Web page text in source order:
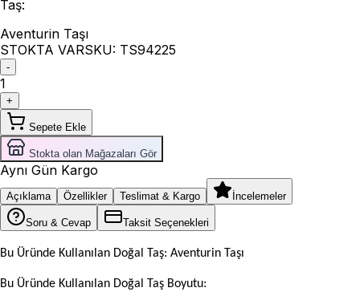
Taş:
Aventurin Taşı
STOKTA VARSKU: TS94225
-
1
+
Sepete Ekle
Stokta olan Mağazaları Gör
Aynı Gün Kargo
Açıklama Özellikler Teslimat & Kargo İncelemeler
Soru & Cevap Taksit Seçenekleri
Bu Üründe Kullanılan Doğal Taş: Aventurin Taşı
Bu Üründe Kullanılan Doğal Taş Boyutu: